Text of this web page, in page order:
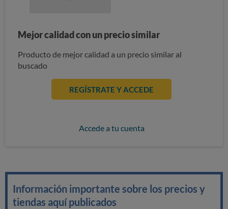
Mejor calidad con un precio similar
Producto de mejor calidad a un precio similar al
buscado
REGÍSTRATE Y ACCEDE
Accede a tu cuenta
Información importante sobre los precios y
tiendas aquí publicados